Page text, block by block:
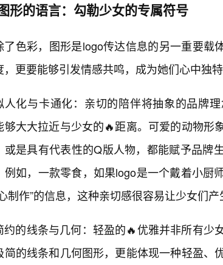
形的语言：勾勒少女的专属符号
了色彩，图形是logo传达信息的另一重要载
，更要能够引发情感共鸣，成为她们心中独特
人化与卡通化：亲切的陪伴将抽象的品牌
够大大拉近与少女的🔥距离。可爱的动物形
或是具有代表性的Q版人物，都能赋予品牌
例如，一款零食，如果logo是一个戴着小厨
制作”的信息，这种亲切感很容易让少女们产
约的线条与几何：轻盈的🔥优雅并非所有少
简的线条和几何图形，更能体现一种轻盈、